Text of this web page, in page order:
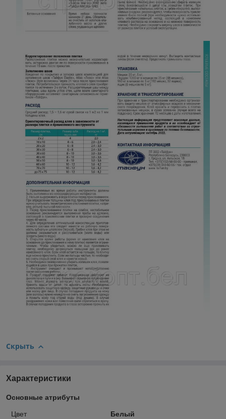
Скрыть
Характеристики
Основные атрибуты
Цвет Белый